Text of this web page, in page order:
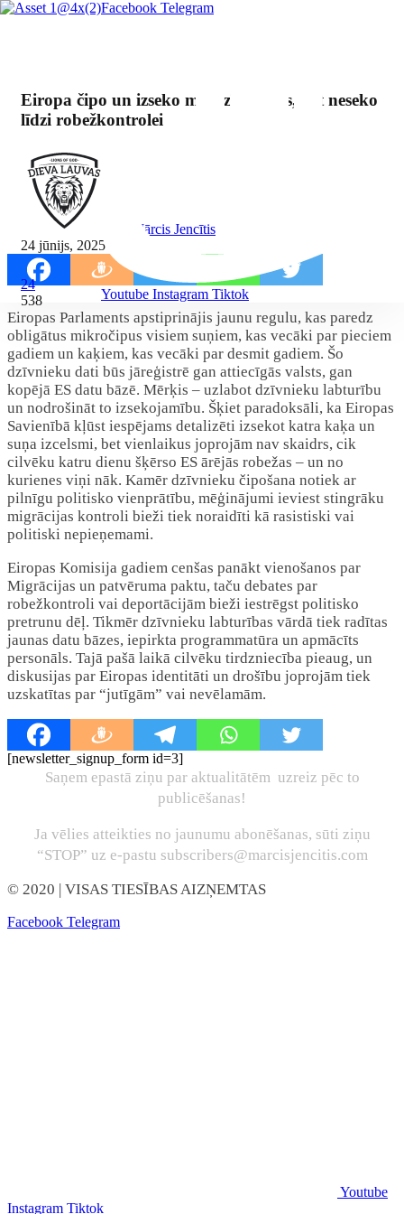
Facebook Telegram
Youtube Instagram Tiktok
Eiropa čipo un izseko mājdzīvniekus, bet neseko
līdzi robežkontrolei
By Mārcis Jencītis
24 jūnijs, 2025
24
538
Eiropas Parlaments apstiprinājis jaunu regulu, kas paredz
obligātus mikročipus visiem suņiem, kas vecāki par pieciem
gadiem un kaķiem, kas vecāki par desmit gadiem. Šo
dzīvnieku dati būs jāreģistrē gan attiecīgās valsts, gan
kopējā ES datu bāzē. Mērķis – uzlabot dzīvnieku labturību
un nodrošināt to izsekojamību. Šķiet paradoksāli, ka Eiropas
Savienībā kļūst iespējams detalizēti izsekot katra kaķa un
suņa izcelsmi, bet vienlaikus joprojām nav skaidrs, cik
cilvēku katru dienu šķērso ES ārējās robežas – un no
kurienes viņi nāk. Kamēr dzīvnieku čipošana notiek ar
pilnīgu politisko vienprātību, mēģinājumi ieviest stingrāku
migrācijas kontroli bieži tiek noraidīti kā rasistiski vai
politiski nepieņemami.
Eiropas Komisija gadiem cenšas panākt vienošanos par
Migrācijas un patvēruma paktu, taču debates par
robežkontroli vai deportācijām bieži iestrēgst politisko
pretrunu dēļ. Tikmēr dzīvnieku labturības vārdā tiek radītas
jaunas datu bāzes, iepirkta programmatūra un apmācīts
personāls. Tajā pašā laikā cilvēku tirdzniecība pieaug, un
diskusijas par Eiropas identitāti un drošību joprojām tiek
uzskatītas par “jutīgām” vai nevēlamām.
[newsletter_signup_form id=3]
Saņem epastā ziņu par aktualitātēm uzreiz pēc to
publicēšanas!
Ja vēlies atteikties no jaunumu abonēšanas, sūti ziņu
“STOP” uz e-pastu subscribers@marcisjencitis.com
© 2020 | VISAS TIESĪBAS AIZŅEMTAS
Facebook Telegram
Youtube
Instagram Tiktok